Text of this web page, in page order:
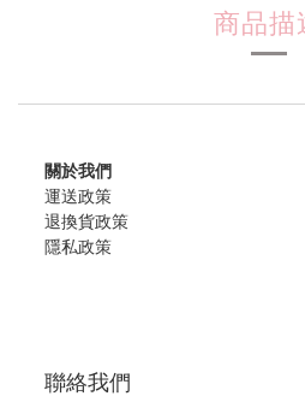
商品描
關於我們
運送政策
退換貨政策
隱私政策
聯絡我們